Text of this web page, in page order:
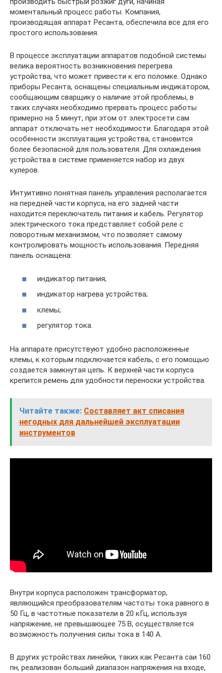
моментальный процесс работы. Компания,
производящая аппарат Ресанта, обеспечила все для его
простого использования.
В процессе эксплуатации аппаратов подобной системы
велика вероятность возникновения перегрева
устройства, что может привести к его поломке. Однако
приборы Ресанта, оснащены специальным индикатором,
сообщающим сварщику о наличие этой проблемы, в
таких случаях необходимо прервать процесс работы
примерно на 5 минут, при этом от электросети сам
аппарат отключать нет необходимости. Благодаря этой
особенности эксплуатация устройства, становится
более безопасной для пользователя. Для охлаждения
устройства в системе применяется набор из двух
кулеров.
Интуитивно понятная панель управления располагается
на передней части корпуса, на его задней части
находится переключатель питания и кабель. Регулятор
электрического тока представляет собой реле с
поворотным механизмом, что позволяет самому
контролировать мощность использования. Передняя
панель оснащена:
индикатор питания;
индикатор нагрева устройства;
клемы;
регулятор тока.
На аппарате присутствуют удобно расположенные
клемы, к которым подключается кабель, с его помощью
создается замкнутая цепь. К верхней части корпуса
крепится ремень для удобности переноски устройства.
Читайте также: Составляет акт списания
негодных для дальнейшей эксплуатации
инструментов
Внутри корпуса расположен трансформатор,
являющийся преобразователям частоты тока равного в
50 Гц, в частотные показатели в 20 кГц, используя
напряжение, не превышающее 75 В, осуществляется
возможность получения силы тока в 140 А.
В других устройствах линейки, таких как Ресанта саи 160
пн, реализован больший диапазон напряжения на входе,